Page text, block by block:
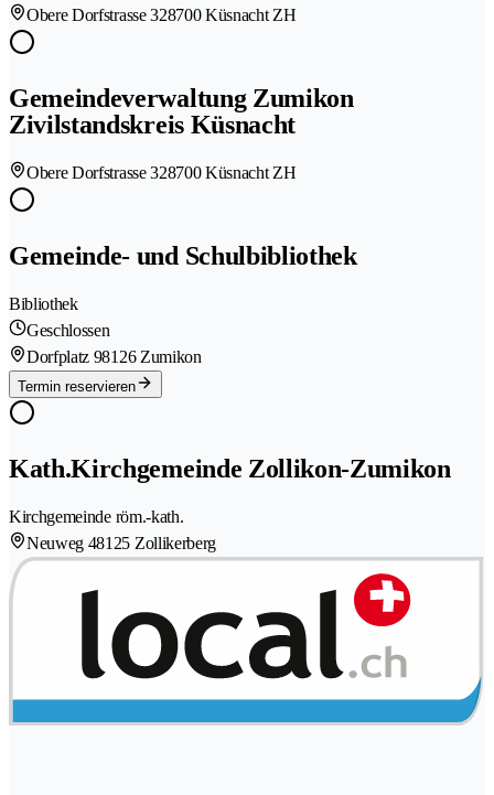
Obere Dorfstrasse 328700 Küsnacht ZH
Gemeindeverwaltung Zumikon
Zivilstandskreis Küsnacht
Obere Dorfstrasse 328700 Küsnacht ZH
Gemeinde- und Schulbibliothek
Bibliothek
Geschlossen
Dorfplatz 98126 Zumikon
Termin reservieren
Kath.Kirchgemeinde Zollikon-Zumikon
Kirchgemeinde röm.-kath.
Neuweg 48125 Zollikerberg